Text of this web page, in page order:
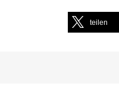
teilen